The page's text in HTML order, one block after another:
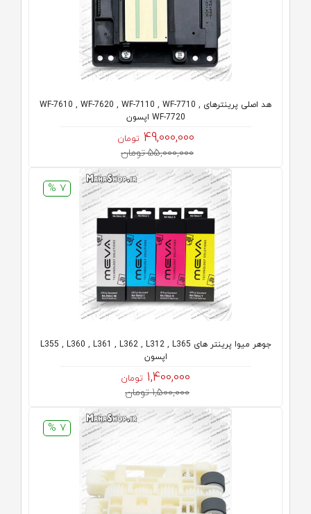
هد اصلی پرینترهای WF-7610 , WF-7620 , WF-7110 , WF-7710 ,
WF-7720 اپسون
49,000,000 تومان
55,000,000 تومان
7 %
جوهر میوا پرینتر های L355 , L360 , L361 , L362 , L312 , L365
اپسون
1,400,000 تومان
1,500,000 تومان
7 %